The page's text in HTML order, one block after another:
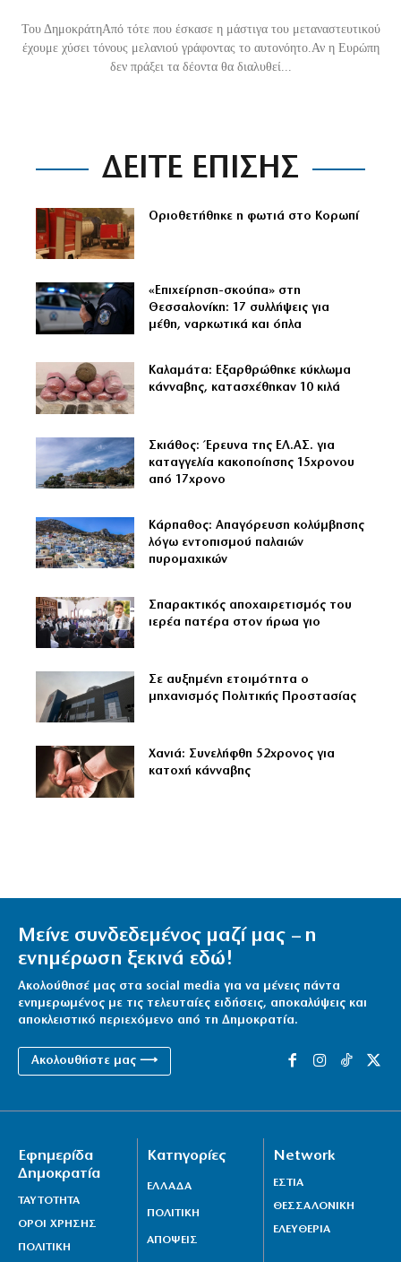
Του ΔημοκράτηΑπό τότε που έσκασε η μάστιγα του μεταναστευτικού
έχουμε χύσει τόνους μελανιού γράφοντας το αυτονόητο.Αν η Ευρώπη
δεν πράξει τα δέοντα θα διαλυθεί...
ΔΕΙΤΕ ΕΠΙΣΗΣ
Οριοθετήθηκε η φωτιά στο Κορωπί
«Επιχείρηση-σκούπα» στη
Θεσσαλονίκη: 17 συλλήψεις για
μέθη, ναρκωτικά και όπλα
Καλαμάτα: Εξαρθρώθηκε κύκλωμα
κάνναβης, κατασχέθηκαν 10 κιλά
Σκιάθος: Έρευνα της ΕΛ.ΑΣ. για
καταγγελία κακοποίησης 15χρονου
από 17χρονο
Κάρπαθος: Απαγόρευση κολύμβησης
λόγω εντοπισμού παλαιών
πυρομαχικών
Σπαρακτικός αποχαιρετισμός του
ιερέα πατέρα στον ήρωα γιο
Σε αυξημένη ετοιμότητα ο
μηχανισμός Πολιτικής Προστασίας
Χανιά: Συνελήφθη 52χρονος για
κατοχή κάνναβης
Μείνε συνδεδεμένος μαζί μας – η
ενημέρωση ξεκινά εδώ!
Ακολούθησέ μας στα social media για να μένεις πάντα
ενημερωμένος με τις τελευταίες ειδήσεις, αποκαλύψεις και
αποκλειστικό περιεχόμενο από τη Δημοκρατία.
Ακολουθήστε μας ⟶
Εφημερίδα
Δημοκρατία
ΤΑΥΤΟΤΗΤΑ
ΟΡΟΙ ΧΡΗΣΗΣ
ΠΟΛΙΤΙΚΗ
Κατηγορίες
ΕΛΛΑΔΑ
ΠΟΛΙΤΙΚΗ
ΑΠΟΨΕΙΣ
Network
ΕΣΤΙΑ
ΘΕΣΣΑΛΟΝΙΚΗ
ΕΛΕΥΘΕΡΙΑ